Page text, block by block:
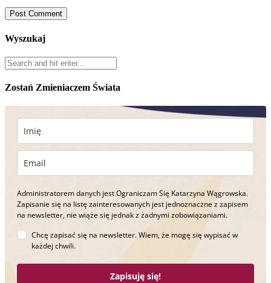
Wyszukaj
Zostań Zmieniaczem Świata
Administratorem danych jest Ograniczam Się Katarzyna Wągrowska.
Zapisanie się na listę zainteresowanych jest jednoznaczne z zapisem
na newsletter, nie wiąże się jednak z żadnymi zobowiązaniami.
Chcę zapisać się na newsletter. Wiem, że mogę się wypisać w
każdej chwili.
Zapisuję się!